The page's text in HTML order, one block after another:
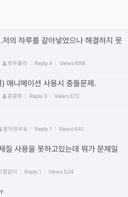
의 하루를 갈아넣었으나 해결하지 못
로우폴리 Reply4 Views699
니메이션 사용시 충돌문제.
콩콩투 Reply 3 Views672
말차맛우유 Reply1 Views641
질 사용을 못하고있는데 뭐가 문제일
결같이 Reply1 Views 524